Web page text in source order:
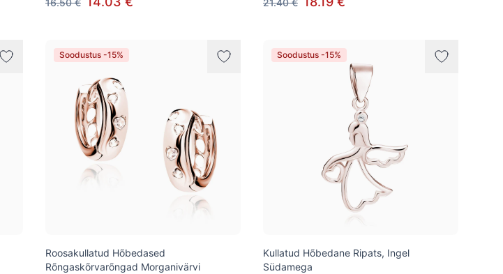
16.50 €
21.40 €
Soodustus -15%
Roosakullatud Hõbedased
Rõngaskõrvarõngad Morganivärvi
Soodustus -15%
Kullatud Hõbedane Ripats, Ingel
Südamega